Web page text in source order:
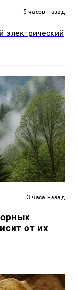
5 часов назад
электрический
3 часа назад
от их